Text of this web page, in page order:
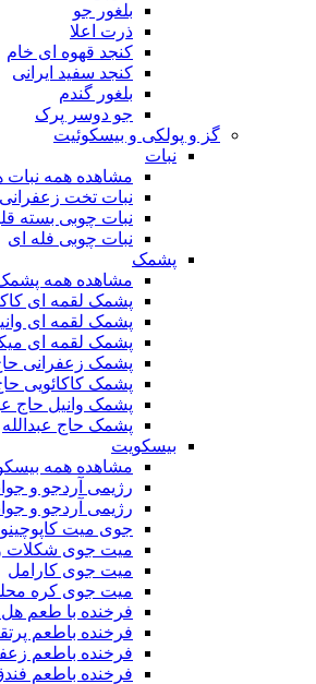
بلغور جو
ذرت اعلا
کنجد قهوه ای خام
کنجد سفید ایرانی
بلغور گندم
جو دوسر پرک
گز و پولکی و بیسکوئیت
نبات
مشاهده همه نبات
نبات تخت زعفرانی
نبات چوبی بسته قلبی
نبات چوبی فله ای
پشمک
مشاهده همه
پشمک لقمه ای
پشمک لقمه ای
پشمک لقمه ای
پشمک زعفرانی حاج
پشمک کاکائویی حاج
پشمک وانیل حاج عبدالله
پشمک حاج عبدالله
بیسکویت
مشاهده همه
رژیمی آردجو و
رژیمی آردجو و
جوی میت کاپوچینو
میت جوی شکلات
میت جوی کارامل
میت جوی کره
فرخنده با طعم
فرخنده باطعم
فرخنده باطعم
فرخنده باطعم